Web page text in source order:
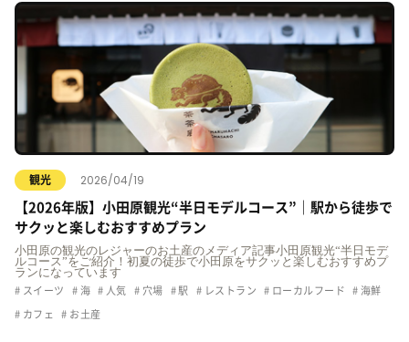
観光 2026/04/19
【2026年版】小田原観光“半日モデルコース”｜駅から徒歩で
サクッと楽しむおすすめプラン
小田原の観光のレジャーのお土産のメディア記事小田原観光“半日モデ
ルコース”をご紹介！初夏の徒歩で小田原をサクッと楽しむおすすめプ
ランになっています
スイーツ 海 人気 穴場 駅 レストラン ローカルフード 海鮮
カフェ お土産